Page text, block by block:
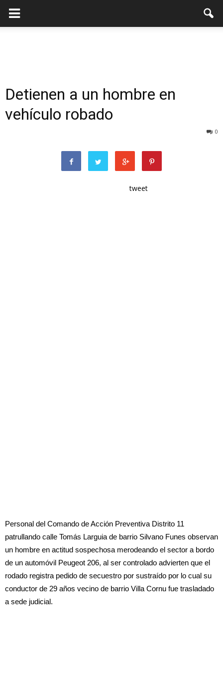
Detienen a un hombre en
vehículo robado
0
tweet
Personal del Comando de Acción Preventiva Distrito 11
patrullando calle Tomás Larguia de barrio Silvano Funes observan
un hombre en actitud sospechosa merodeando el sector a bordo
de un automóvil Peugeot 206, al ser controlado advierten que el
rodado registra pedido de secuestro por sustraído por lo cual su
conductor de 29 años vecino de barrio Villa Cornu fue trasladado
a sede judicial.